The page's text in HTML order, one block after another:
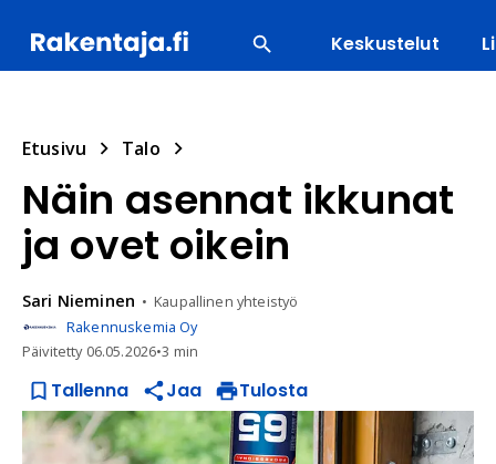
Keskustelut
Etusivu Talo
Näin asennat ikkunat
ja ovet oikein
Sari Nieminen
Kaupallinen yhteistyö
Rakennuskemia Oy
Päivitetty 06.05.2026•3 min
Tallenna Jaa Tulosta